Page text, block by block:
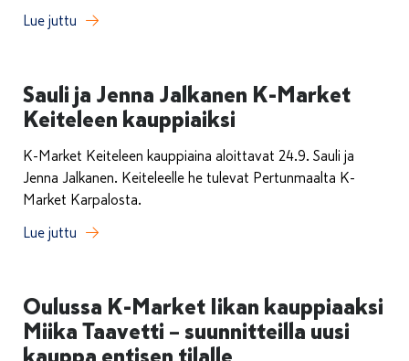
Lue juttu
Sauli ja Jenna Jalkanen K-Market
Keiteleen kauppiaiksi
K-Market Keiteleen kauppiaina aloittavat 24.9. Sauli ja
Jenna Jalkanen. Keiteleelle he tulevat Pertunmaalta K-
Market Karpalosta.
Lue juttu
Oulussa K-Market Iikan kauppiaaksi
Miika Taavetti – suunnitteilla uusi